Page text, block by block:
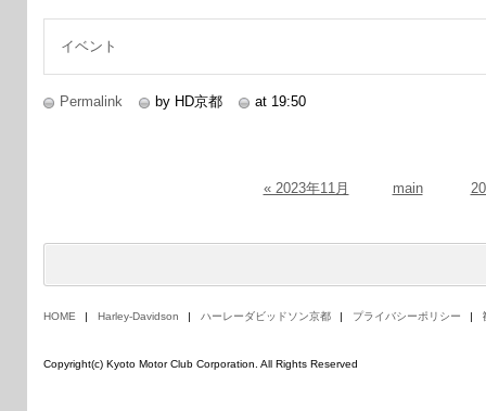
イベント
Permalink by HD京都 at 19:50
« 2023年11月 main
HOME Harley-Davidson ハーレーダビッドソン京都 プライバシーポリシー
Copyright(c) Kyoto Motor Club Corporation. All Rights Reserved